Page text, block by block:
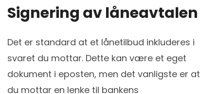
Signering av låneavtalen
Det er standard at et lånetilbud inkluderes i
svaret du mottar. Dette kan være et eget
dokument i eposten, men det vanligste er at
du mottar en lenke til bankens